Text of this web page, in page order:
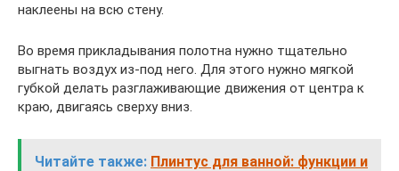
наклеены на всю стену.
Во время прикладывания полотна нужно тщательно
выгнать воздух из-под него. Для этого нужно мягкой
губкой делать разглаживающие движения от центра к
краю, двигаясь сверху вниз.
Читайте также: Плинтус для ванной: функции и